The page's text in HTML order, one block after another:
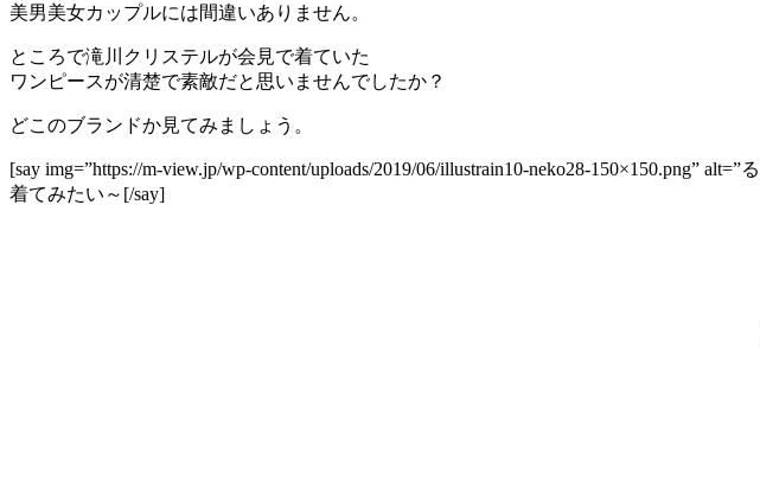
美男美女カップルには間違いありません。
ところで滝川クリステルが会見で着ていた
ワンピースが清楚で素敵だと思いませんでしたか？
どこのブランドか見てみましょう。
[say img=”https://m-view.jp/wp-content/uploads/2019/06/illustrain10-neko28-150×150.png”
着てみたい～[/say]